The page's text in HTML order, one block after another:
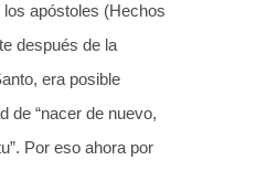
apóstoles (Hechos
después de la
era posible
de “nacer de nuevo,
Por eso ahora por